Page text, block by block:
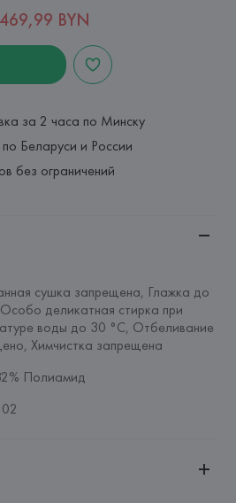
469,99 BYN
за 2 часа по Минску
Беларуси и России
без ограничений
сушка запрещена, Глажка до
деликатная стирка при
воды до 30 °C, Отбеливание
Химчистка запрещена
Полиамид